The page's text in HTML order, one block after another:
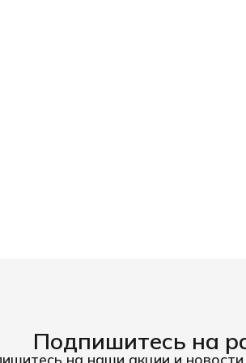
Подпишитесь на
на наши акции и новости